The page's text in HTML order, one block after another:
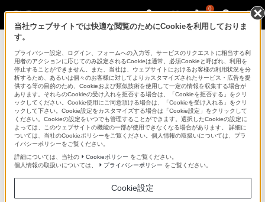
0
RMT-DSLR1
リモートコマンダー RMT-DSLR1
商品の特長
当社ウェブサイトでは快適な閲覧のためにCookieを利用しておりま
す。
プライバシー設定、ログイン、フォームへの入力等、サービスのリクエストに相当する利
用者のアクションに応じてのみ設定されるCookieは通常、必須Cookieと呼ばれ、利用を
停止することができません。また、当社は、ウェブサイトにおけるお客様の利用状況を分
析するため、あるいは個々のお客様に対してよりカスタマイズされたサービス・広告を提
供する等の目的のため、Cookieおよび類似技術を使用して一定の情報を収集する場合が
あります。それらのCookieの受け入れを拒否する場合は、「Cookieを拒否する」をクリ
ックしてください。Cookie使用にご同意頂ける場合は、「Cookieを受け入れる」をクリ
ックして下さい。Cookie設定をカスタマイズする場合は「Cookie設定」をクリックして
ください。Cookieの設定をいつでも管理することができます。選択したCookieの設定に
よっては、このウェブサイトの機能の一部が使用できなくなる場合があります。 詳細に
ついては、当社のCookieポリシーをご覧ください。個人情報の取扱いについては、プラ
イバシーポリシーをご覧ください。
詳細については、当社の
Cookieポリシー をご覧ください。
個人情報の取扱いについては、
プライバシーポリシー をご覧ください。
Cookie設定